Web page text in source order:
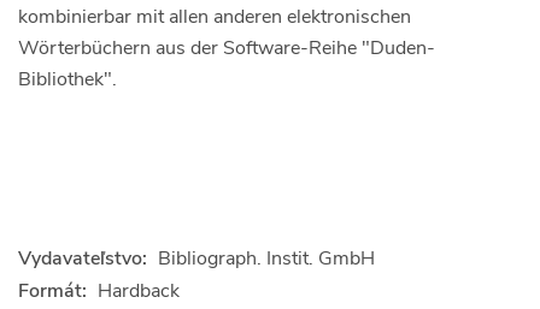
kombinierbar mit allen anderen elektronischen
Wörterbüchern aus der Software-Reihe "Duden-
Bibliothek".
Vydavateľstvo: Bibliograph. Instit. GmbH
Formát: Hardback